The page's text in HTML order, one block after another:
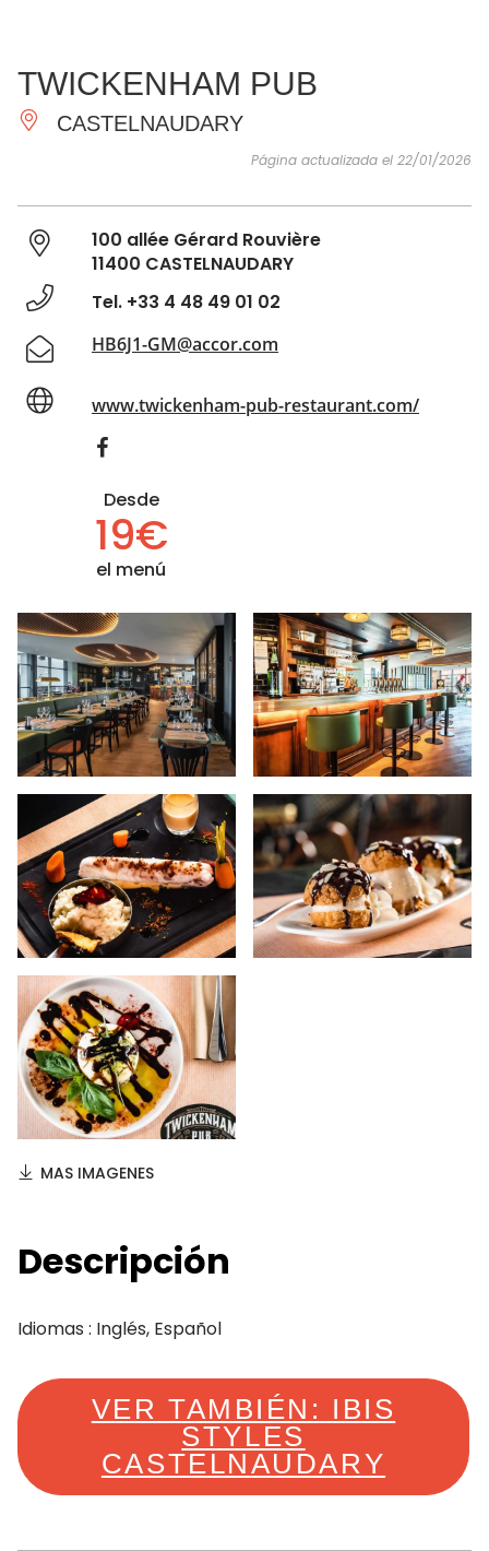
IMPRESCINDIBLES
HACER
INSPIRACIONES
TWICKENHAM PUB
CASTELNAUDARY
Página actualizada el 22/01/2026
100 allée Gérard Rouvière
11400 CASTELNAUDARY
Tel. +33 4 48 49 01 02
HB6J1-GM@accor.com
www.twickenham-pub-restaurant.com/
Desde
19€
el menú
MAS IMAGENES
Descripción
Idiomas : Inglés, Español
VER TAMBIÉN: IBIS
STYLES
CASTELNAUDARY